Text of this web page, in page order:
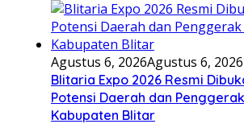
Agustus 6, 2026Agustus 6, 2026
Blitaria Expo 2026 Resmi
Potensi Daerah dan
Kabupaten Blitar